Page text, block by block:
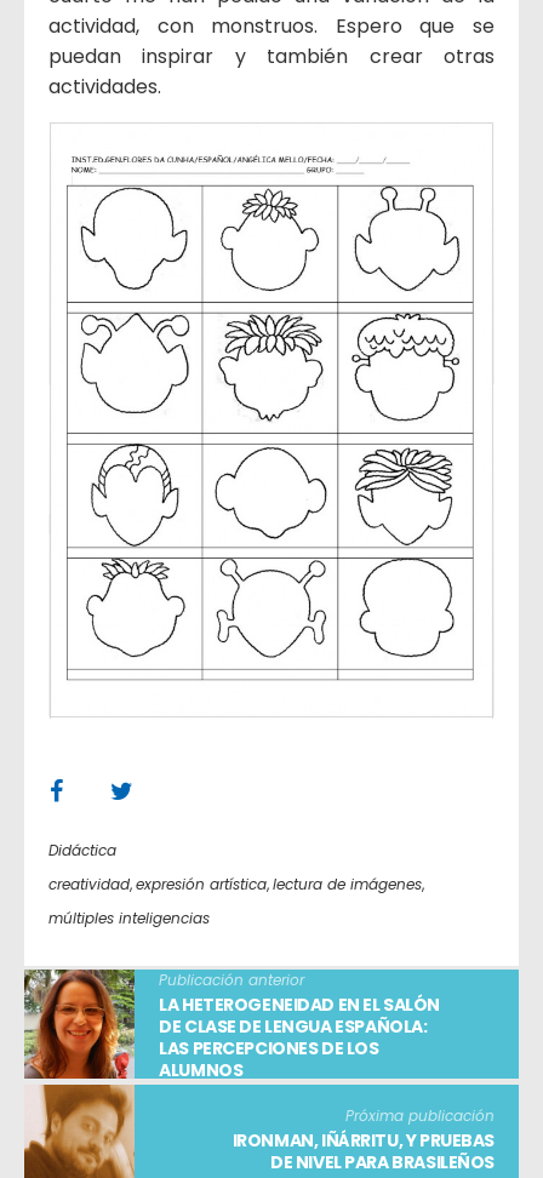
actividad, con monstruos. Espero que se
puedan inspirar y también crear otras
actividades.
Didáctica
creatividad,expresión artística,lectura de imágenes,
múltiples inteligencias
Publicación anterior
LA HETEROGENEIDAD EN EL SALÓN
DE CLASE DE LENGUA ESPAÑOLA:
LAS PERCEPCIONES DE LOS
ALUMNOS
Próxima publicación
IRONMAN, IÑÁRRITU, Y PRUEBAS
DE NIVEL PARA BRASILEÑOS